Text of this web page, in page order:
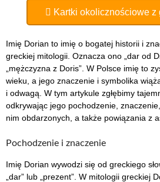
Kartki okolicznościowe z
Imię Dorian to imię o bogatej historii i
greckiej mitologii. Oznacza ono „dar od
„mężczyzna z Doris”. W Polsce imię to
wieku, a jego znaczenie i symbolika
i odwagą. W tym artykule zgłębimy
odkrywając jego pochodzenie,
nim obdarzonych, a także powiązania z
Pochodzenie i znaczenie
Imię Dorian wywodzi się od greckiego
„dar” lub „prezent”. W mitologii greckiej